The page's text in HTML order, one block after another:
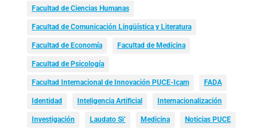
Facultad de Ciencias Humanas
Facultad de Comunicación Lingüística y Literatura
Facultad de Economía Facultad de Medicina
Facultad de Psicología
Facultad Internacional de Innovación PUCE-Icam FADA
Identidad Inteligencia Artificial Internacionalización
Investigación Laudato Si’ Medicina Noticias PUCE